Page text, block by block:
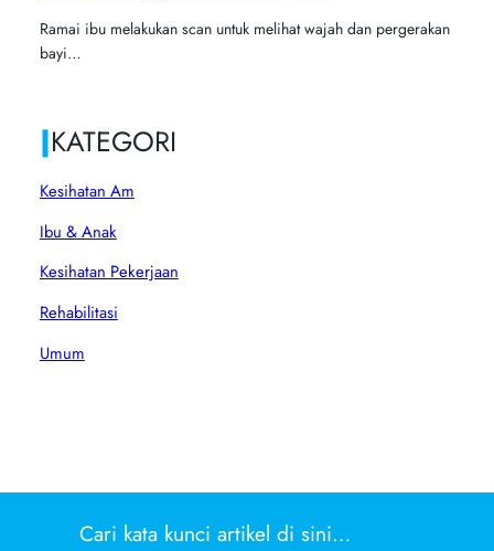
Ramai ibu melakukan scan untuk melihat wajah dan pergerakan
bayi…
|KATEGORI
Kesihatan Am
Ibu & Anak
Kesihatan Pekerjaan
Rehabilitasi
Umum
Cari kata kunci artikel di sini…